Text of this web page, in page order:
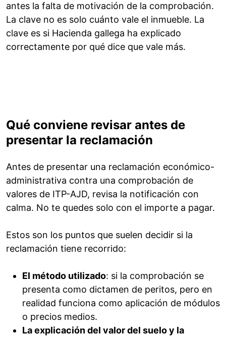
antes la falta de motivación de la comprobación.
La clave no es solo cuánto vale el inmueble. La
clave es si Hacienda gallega ha explicado
correctamente por qué dice que vale más.
Qué conviene revisar antes de
presentar la reclamación
Antes de presentar una reclamación económico-
administrativa contra una comprobación de
valores de ITP-AJD, revisa la notificación con
calma. No te quedes solo con el importe a pagar.
Estos son los puntos que suelen decidir si la
reclamación tiene recorrido:
El método utilizado: si la comprobación se
presenta como dictamen de peritos, pero en
realidad funciona como aplicación de módulos
o precios medios.
La explicación del valor del suelo y la